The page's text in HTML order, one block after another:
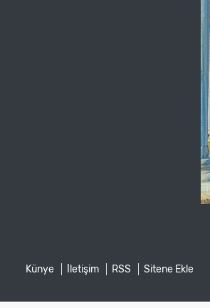
Künye İletişim RSS Sitene Ekle